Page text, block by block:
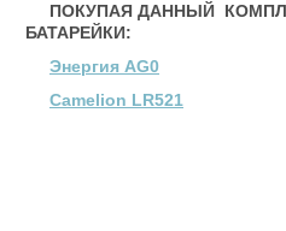
ПОКУПАЯ ДАННЫЙ
БАТАРЕЙКИ:
Энергия AG0
Camelion LR521